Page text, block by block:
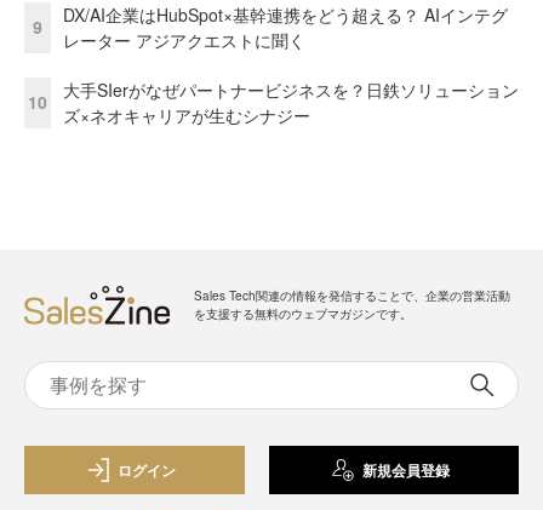
9
DX/AI企業はHubSpot×基幹連携をどう超える？ AIインテグ
レーター アジアクエストに聞く
10
大手SIerがなぜパートナービジネスを？日鉄ソリューション
ズ×ネオキャリアが生むシナジー
Sales Tech関連の情報を発信することで、企業の営業活動
を支援する無料のウェブマガジンです。
ログイン 新規会員登録